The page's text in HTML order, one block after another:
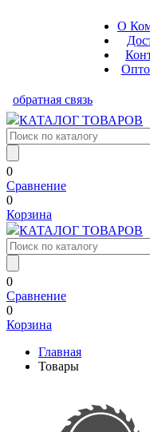
О
обратная связь
КАТАЛОГ ТОВАРОВ
0
Сравнение
0
Корзина
КАТАЛОГ ТОВАРОВ
0
Сравнение
0
Корзина
Главная
Товары